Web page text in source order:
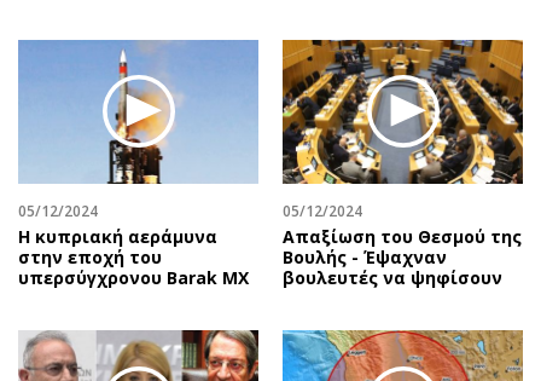
Περιβάλλον
Κόσμος
Πολιτισμός
Θέατρο-Χορός
Μουσική
Γυναίκα
Showbiz
Ταξίδια
Συνταγές
Έξοδος
Media
Εκπομπές
Podcasts
Uncut
05/12/2024
Η κυπριακή αεράμυνα
στην εποχή του
υπερσύγχρονου Barak MX
05/12/2024
Απαξίωση του Θεσμού της
Βουλής - Έψαχναν
βουλευτές να ψηφίσουν